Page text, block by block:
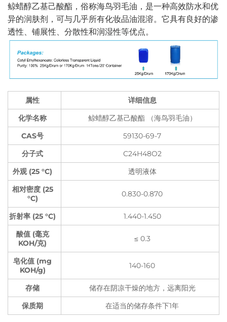
鲸蜡醇乙基己酸酯，俗称海鸟羽毛油，是一种高效防水和优
异的润肤剂，可与几乎所有化妆品油混溶。它具有良好的渗
透性、铺展性、分散性和润湿性等优点。
属性
详细信息
化学名称
鲸蜡醇乙基己酸酯 （海鸟羽毛油）
CAS号
59130-69-7
分子式
C24H48O2
外观 (25 °C)
透明液体
相对密度 (25
°C)
0.830-0.870
折射率 (25 °C)
1.440-1.450
酸值 (毫克
KOH/克)
≤ 0.3
皂化值 (mg
KOH/g)
140-160
存储
储存在阴凉干燥的地方，远离阳光
保质期
在适当的储存条件下1年